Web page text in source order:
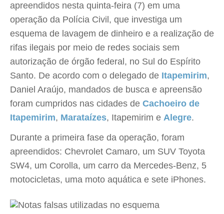
apreendidos nesta quinta-feira (7) em uma
operação da Polícia Civil, que investiga um
esquema de lavagem de dinheiro e a realização de
rifas ilegais por meio de redes sociais sem
autorização de órgão federal, no Sul do Espírito
Santo. De acordo com o delegado de Itapemirim,
Daniel Araújo, mandados de busca e apreensão
foram cumpridos nas cidades de Cachoeiro de
Itapemirim, Marataízes, Itapemirim e Alegre.
Durante a primeira fase da operação, foram
apreendidos: Chevrolet Camaro, um SUV Toyota
SW4, um Corolla, um carro da Mercedes-Benz, 5
motocicletas, uma moto aquática e sete iPhones.